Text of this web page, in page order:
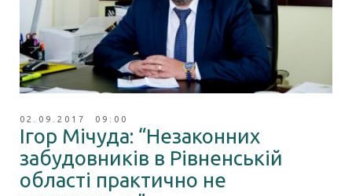
02.09.2017 09:00
Ігор Мічуда: “Незаконних
забудовників в Рівненській
області практично не